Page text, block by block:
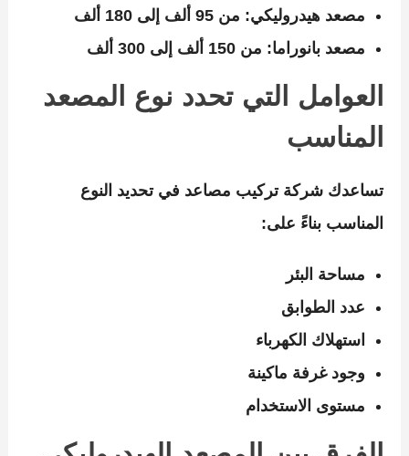
مصعد هيدروليكي: من 95 ألف إلى 180 ألف
مصعد بانوراما: من 150 ألف إلى 300 ألف
العوامل التي تحدد نوع المصعد
المناسب
تساعدك شركة تركيب مصاعد في تحديد النوع
المناسب بناءً على:
مساحة البئر
عدد الطوابق
استهلاك الكهرباء
وجود غرفة ماكينة
مستوى الاستخدام